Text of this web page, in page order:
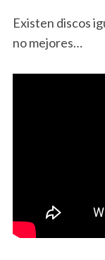
Existen discos
no mejores…